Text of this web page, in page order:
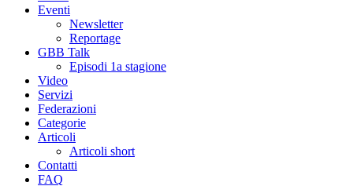
Eventi
Newsletter
Reportage
GBB Talk
Episodi 1a stagione
Video
Servizi
Federazioni
Categorie
Articoli
Articoli short
Contatti
FAQ